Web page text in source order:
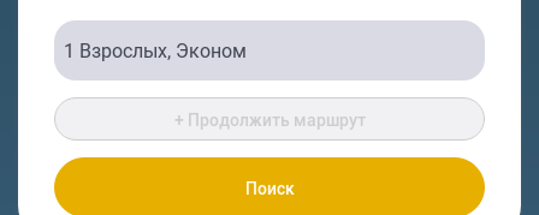
+ Продолжить маршрут
Поиск